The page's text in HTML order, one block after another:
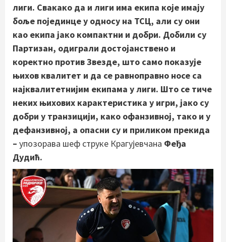
лиги. Свакако да и лиги има екипа које имају
боље појединце у односу на ТСЦ, али су они
као екипа јако компактни и добри. Добили су
Партизан, одиграли достојанствено и
коректно против Звезде, што само показује
њихов квалитет и да се равноправно носе са
најквалитетнијим екипама у лиги. Што се тиче
неких њихових карактеристика у игри, јако су
добри у транзицији, како офанзивној, тако и у
дефанзивној, а опасни су и приликом прекида
– упозорава шеф струке Крагујевчана Феђа
Дудић.